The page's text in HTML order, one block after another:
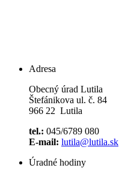
Adresa
Obecný úrad Lutila
Štefánikova ul. č. 84
966 22 Lutila
tel.: 045/6789 080
E-mail: lutila@lutila.sk
Úradné hodiny